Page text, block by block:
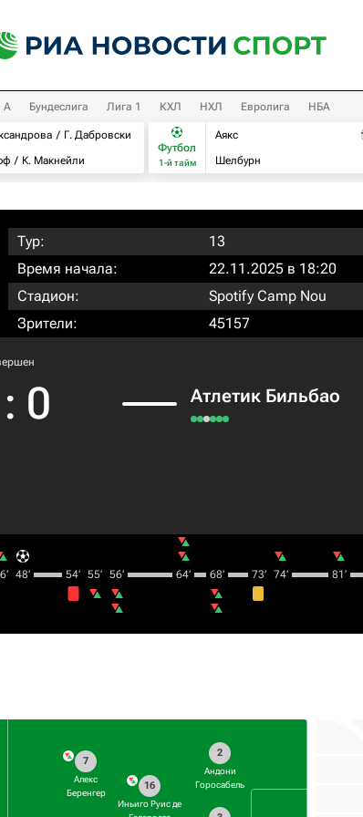
А Бундеслига Лига 1 КХЛ НХЛ Евролига НБА
Г. Дабровски
К. Макнейли
Футбол
1-й тайм
Аякс
Шелбурн
Тур:
13
Время начала:
22.11.2025 в 18:20
Стадион:
Spotify Camp Nou
Зрители:
45157
: 0 Атлетик Бильбао
48‎’‎ 54‎’‎ 55‎’‎ 56‎’‎ 64‎’‎ 68‎’‎ 73‎’‎ 74‎’‎ 81‎’‎
2
Андони
Горосабель
16
Иньиго Руис де
7
Алекс
Беренгер